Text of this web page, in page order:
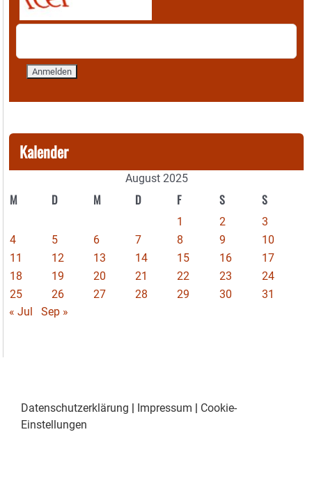
Kalender
August 2025
M D M D F S S
1 2
3
4
5 6 7 8 9
10
11
12 13 14 15 16
17
18
19 20 21 22 23
24
25
26 27 28 29 30
31
« Jul
Sep »
Datenschutzerklärung Impressum
Cookie-
Einstellungen